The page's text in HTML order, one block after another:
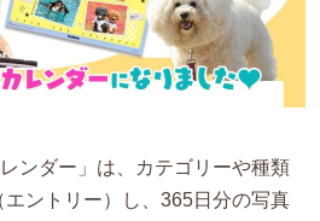
ンダー」は、カテゴリーや種類
ントリー）し、365日分の写真